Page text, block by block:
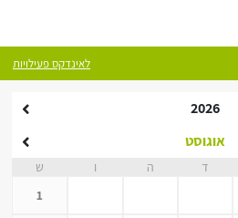
לאינדקס פעילויות
2026
אוגוסט
ד ה ו
ש
1